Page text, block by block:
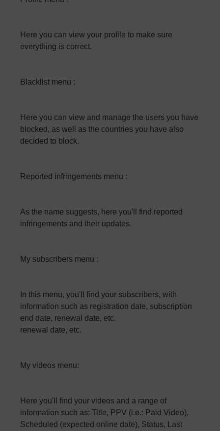
Here you can view your profile to make sure
everything is correct.
Blacklist menu :
Here you can view and manage the users you have
blocked, as well as the countries you have also
decided to block.
Reported infringements menu :
As the name suggests, here you'll find reported
infringements and their updates.
My subscribers menu :
In this menu, you'll find your subscribers, with
information such as registration date, subscription
end date, renewal date, etc.
renewal date, etc.
My videos menu:
Here you'll find your videos and a range of
information such as: Title, PPV (i.e.: Paid Video),
Scheduled (expected online date), Status, Last